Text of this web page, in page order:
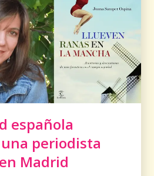
española
periodista
Madrid